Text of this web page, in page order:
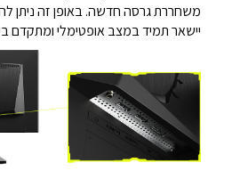
משחררת גרסה חדשה. באופן זה ניתן
יישאר תמיד במצב אופטימלי ומתקדם